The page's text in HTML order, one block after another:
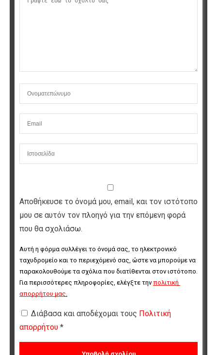
Αποθήκευσε το όνομά μου, email, και τον ιστότοπο
μου σε αυτόν τον πλοηγό για την επόμενη φορά
που θα σχολιάσω.
Αυτή η φόρμα συλλέγει το όνομά σας, το ηλεκτρονικό
ταχυδρομείο και το περιεχόμενό σας, ώστε να μπορούμε να
παρακολουθούμε τα σχόλια που διατίθενται στον ιστότοπο.
Για περισσότερες πληροφορίες, ελέγξτε την πολιτική
απορρήτου μας.
Διάβασα και αποδέχομαι τους Πολιτική
απορρήτου *